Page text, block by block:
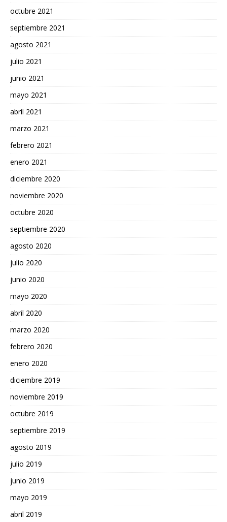
octubre 2021
septiembre 2021
agosto 2021
julio 2021
junio 2021
mayo 2021
abril 2021
marzo 2021
febrero 2021
enero 2021
diciembre 2020
noviembre 2020
octubre 2020
septiembre 2020
agosto 2020
julio 2020
junio 2020
mayo 2020
abril 2020
marzo 2020
febrero 2020
enero 2020
diciembre 2019
noviembre 2019
octubre 2019
septiembre 2019
agosto 2019
julio 2019
junio 2019
mayo 2019
abril 2019